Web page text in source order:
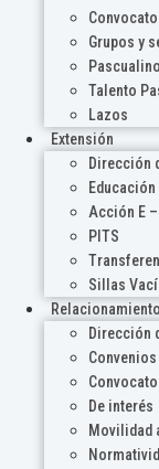
Grupos y
Talento
Lazos
Extensión
Dirección
Acción E
PITS
Sillas
Dirección
Convenios
De interés
Movilidad